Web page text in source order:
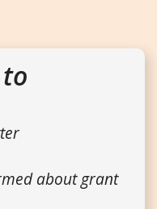
about grant